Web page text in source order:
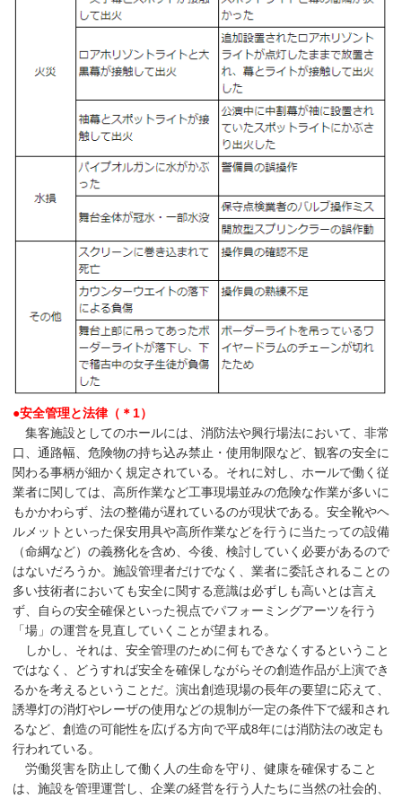
●安全管理と法律（＊1）
集客施設としてのホールには、消防法や興行場法において、非常
口、通路幅、危険物の持ち込み禁止・使用制限など、観客の安全に
関わる事柄が細かく規定されている。それに対し、ホールで働く従
業者に関しては、高所作業など工事現場並みの危険な作業が多いに
もかかわらず、法の整備が遅れているのが現状である。安全靴やヘ
ルメットといった保安用具や高所作業などを行うに当たっての設備
（命綱など）の義務化を含め、今後、検討していく必要があるので
はないだろうか。施設管理者だけでなく、業者に委託されることの
多い技術者においても安全に関する意識は必ずしも高いとは言え
ず、自らの安全確保といった視点でパフォーミングアーツを行う
「場」の運営を見直していくことが望まれる。
しかし、それは、安全管理のために何もできなくするということ
ではなく、どうすれば安全を確保しながらその創造作品が上演でき
るかを考えるということだ。演出創造現場の長年の要望に応えて、
誘導灯の消灯やレーザの使用などの規制が一定の条件下で緩和され
るなど、創造の可能性を広げる方向で平成8年には消防法の改定も
行われている。
労働災害を防止して働く人の生命を守り、健康を確保すること
は、施設を管理運営し、企業の経営を行う人たちに当然の社会的、